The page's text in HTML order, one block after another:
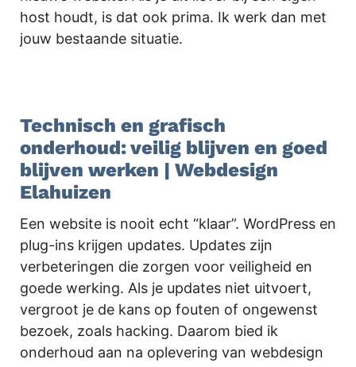
host houdt, is dat ook prima. Ik werk dan met
jouw bestaande situatie.
Technisch en grafisch
onderhoud: veilig blijven en goed
blijven werken | Webdesign
Elahuizen
Een website is nooit echt “klaar”. WordPress en
plug-ins krijgen updates. Updates zijn
verbeteringen die zorgen voor veiligheid en
goede werking. Als je updates niet uitvoert,
vergroot je de kans op fouten of ongewenst
bezoek, zoals hacking. Daarom bied ik
onderhoud aan na oplevering van webdesign